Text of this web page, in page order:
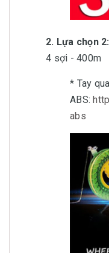
2. Lựa chọn 2:
4 sợi - 400m
* Tay
ABS:
abs